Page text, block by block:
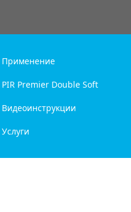
Применение
PIR Premier Double Soft
Видеоинструкции
Услуги